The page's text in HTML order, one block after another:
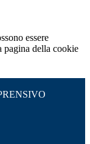
essere
pagina della cookie